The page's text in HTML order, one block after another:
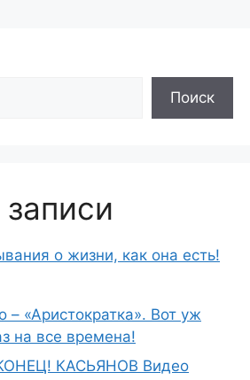
Поиск
о жизни, как она есть!
«Аристократка». Вот уж
на все времена!
КАСЬЯНОВ Видео